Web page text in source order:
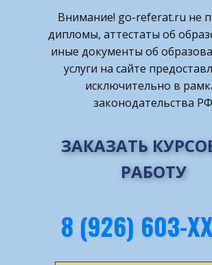
Внимание! ​go-referat.ru не
дипломы, аттестаты об
иные документы об
услуги на сайте
исключительно в
законодательства
ЗАКАЗАТЬ
РАБОТУ
8 (926) 603-